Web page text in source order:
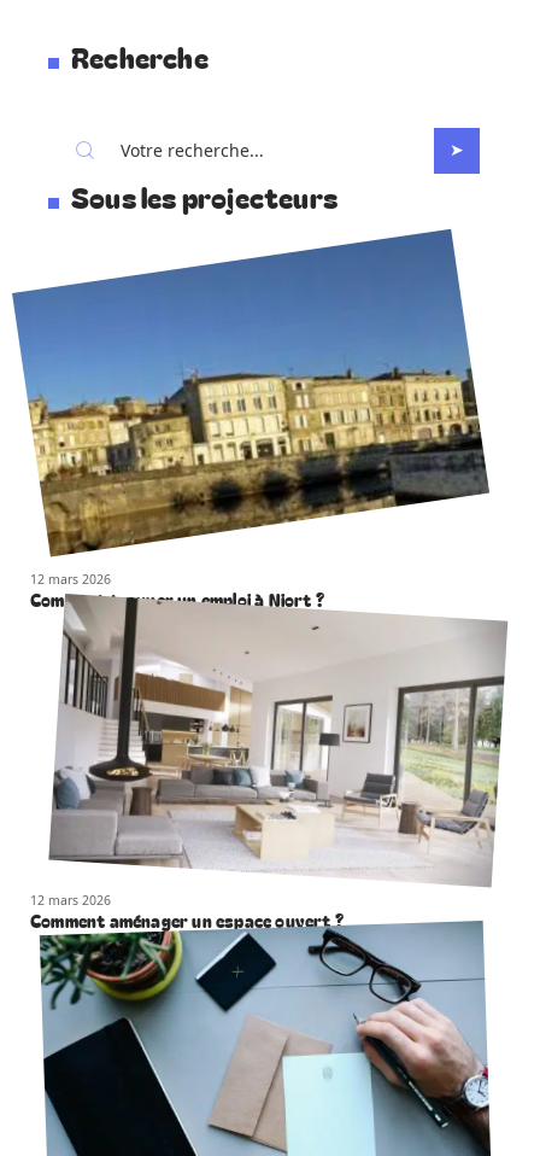
Recherche
Sous les projecteurs
12 mars 2026
Comment trouver un emploi à Niort ?
12 mars 2026
Comment aménager un espace ouvert ?